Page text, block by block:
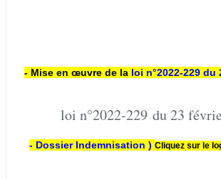
- Mise en œuvre de la loi n°2022-229 du
loi n°2022-229 du 23
- Dossier Indemnisation ) Cliquez sur le